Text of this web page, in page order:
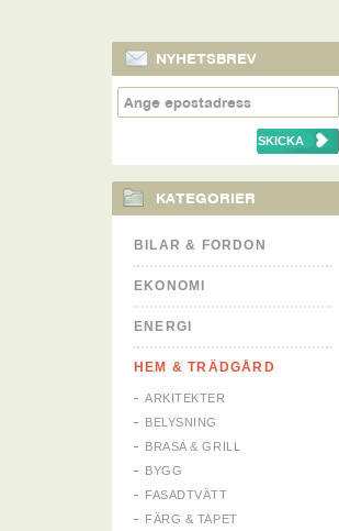
NYHETSBREV
KATEGORIER
BILAR & FORDON
EKONOMI
ENERGI
HEM & TRÄDGÅRD
ARKITEKTER
BELYSNING
BRASA & GRILL
BYGG
FASADTVÄTT
FÄRG & TAPET